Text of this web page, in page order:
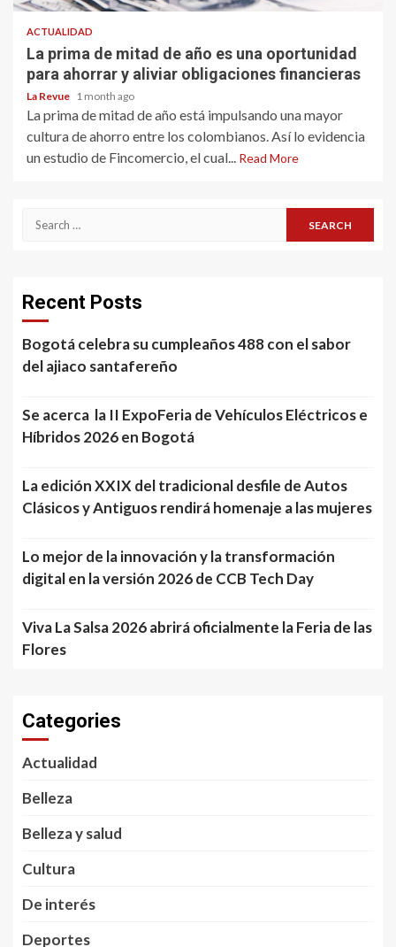
ACTUALIDAD
La prima de mitad de año es una oportunidad
para ahorrar y aliviar obligaciones financieras
La Revue 1 month ago
La prima de mitad de año está impulsando una mayor
cultura de ahorro entre los colombianos. Así lo evidencia
un estudio de Fincomercio, el cual... Read More
Search
Recent Posts
Bogotá celebra su cumpleaños 488 con el sabor
del ajiaco santafereño
Se acerca la II ExpoFeria de Vehículos Eléctricos e
Híbridos 2026 en Bogotá
La edición XXIX del tradicional desfile de Autos
Clásicos y Antiguos rendirá homenaje a las mujeres
Lo mejor de la innovación y la transformación
digital en la versión 2026 de CCB Tech Day
Viva La Salsa 2026 abrirá oficialmente la Feria de las
Flores
Categories
Actualidad
Belleza
Belleza y salud
Cultura
De interés
Deportes